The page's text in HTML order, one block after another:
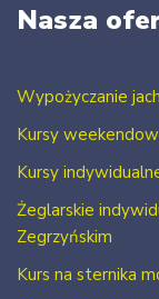
Nasza
Wypożyczanie
Kursy
Kursy
Żeglarskie
Zegrzyńskim
Kurs na sternika